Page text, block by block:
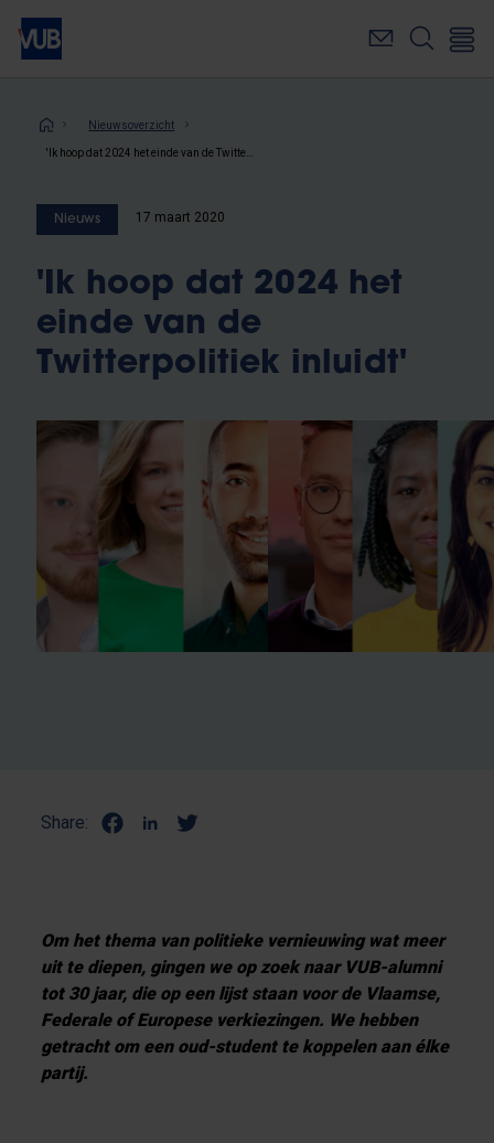
Overslaan
naar
inhoudKruimelpad
Nieuwsoverzicht
Nieuws 17 maart 2020
'Ik hoop dat 2024 het
einde van de
Twitterpolitiek inluidt'
Share:
Om het thema van politieke vernieuwing wat meer
uit te diepen, gingen we op zoek naar VUB-alumni
tot 30 jaar, die op een lijst staan voor de Vlaamse,
Federale of Europese verkiezingen. We hebben
getracht om een oud-student te koppelen aan élke
partij.